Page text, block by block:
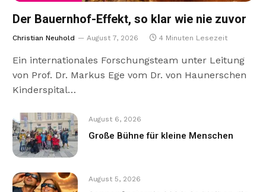
Der Bauernhof-Effekt, so klar wie nie zuvor
Christian Neuhold August 7, 2026 4 Minuten Lesezeit
Ein internationales Forschungsteam unter Leitung
von Prof. Dr. Markus Ege vom Dr. von Haunerschen
Kinderspital…
August 6, 2026
Große Bühne für kleine Menschen
August 5, 2026